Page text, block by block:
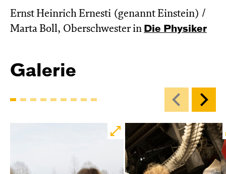
Ernst Heinrich Ernesti (genannt Einstein) /
Marta Boll, Oberschwester in Die Physiker
Galerie